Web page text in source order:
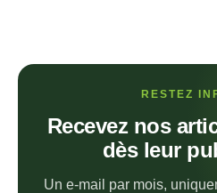
RESTEZ
Recevez nos
dès leur
Un e-mail par mois,